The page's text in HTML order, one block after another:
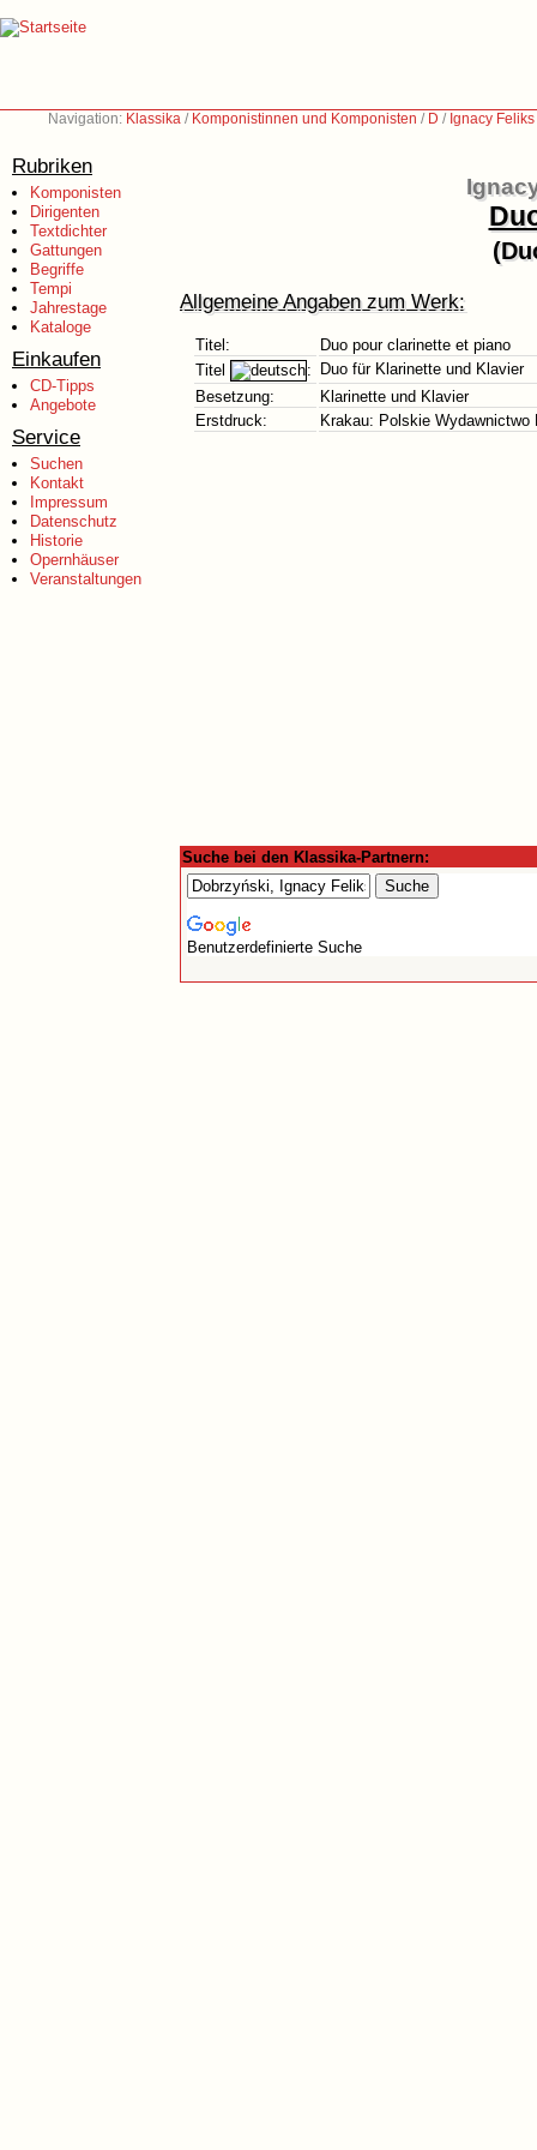
Navigation: Klassika / Komponistinnen und Komponisten / D / Ignacy
Rubriken
Komponisten
Dirigenten
Textdichter
Gattungen
Begriffe
Tempi
Jahrestage
Kataloge
Einkaufen
CD-Tipps
Angebote
Service
Suchen
Kontakt
Impressum
Datenschutz
Historie
Opernhäuser
Veranstaltungen
Allgemeine Angaben zum Werk:
Titel:
Duo pour clarinette et piano
Titel
:
Duo für Klarinette und Klavier
Besetzung:
Klarinette und Klavier
Erstdruck:
Krakau: Polskie Wydawnictwo
Suche bei den Klassika-Partnern:
Benutzerdefinierte Suche